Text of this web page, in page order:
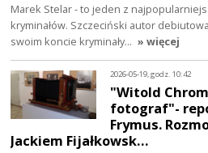
Marek Stelar - to jeden z
kryminałów. Szczeciński autor
swoim koncie kryminały… » więcej
2026-05-19, godz. 10:42
"Witold
fotograf"-
Frymus.
Jackiem Fijałkowsk…